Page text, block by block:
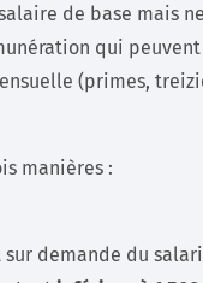
de base mais
qui
(primes,
manières :
sur demande du